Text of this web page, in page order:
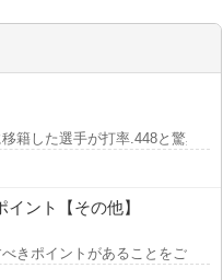
籍した選手が打率.448と驚異的
ント【その他】
きポイントがあることをご存知